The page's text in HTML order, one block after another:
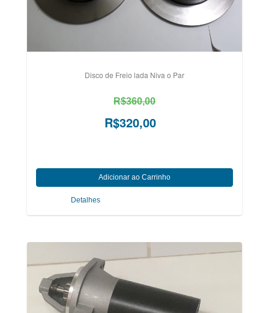
Disco de Freio lada Niva o Par
R$360,00
R$320,00
Detalhes